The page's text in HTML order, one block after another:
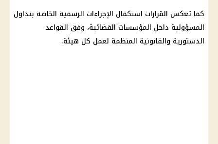
كما تعكس القرارات استكمال الإجراءات الرسمية الخاصة بتداول
المسؤولية داخل المؤسسات القضائية، وفق القواعد
الدستورية والقانونية المنظمة لعمل كل هيئة.